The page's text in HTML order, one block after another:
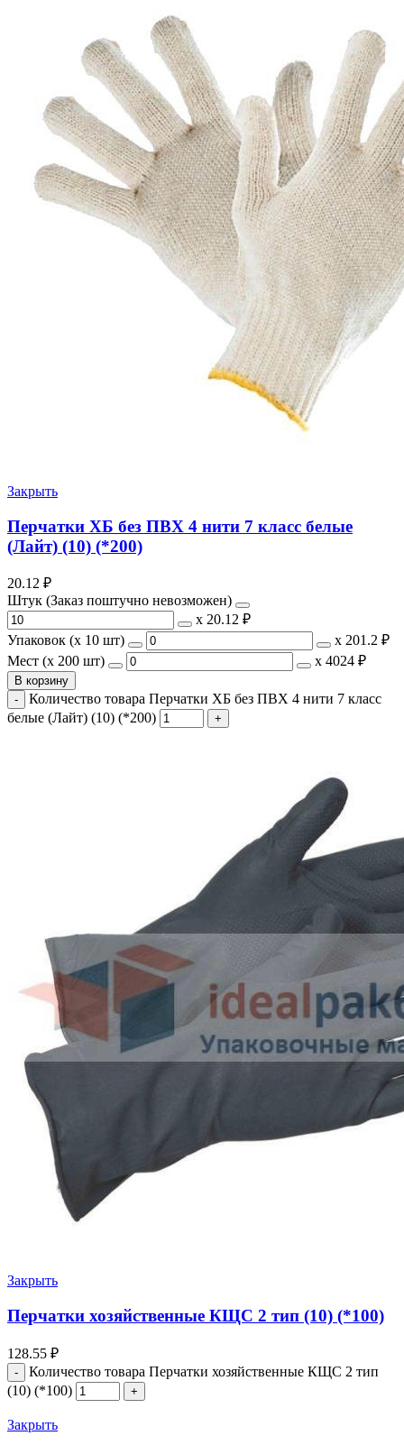
Закрыть
Перчатки ХБ без ПВХ 4 нити 7 класс белые
(Лайт) (10) (*200)
20.12 ₽
Штук (Заказ поштучно невозможен)
х 20.12 ₽
Упаковок (x 10 шт)
х 201.2 ₽
Мест (x 200 шт)
х 4024 ₽
В корзину
Количество товара Перчатки ХБ без ПВХ 4 нити 7 класс
белые (Лайт) (10) (*200)
Закрыть
Перчатки хозяйственные КЩС 2 тип (10) (*100)
128.55 ₽
Количество товара Перчатки хозяйственные КЩС 2 тип
(10) (*100)
Закрыть